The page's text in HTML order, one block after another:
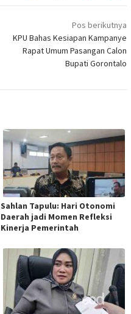
Pos berikutnya
KPU Bahas Kesiapan Kampanye
Rapat Umum Pasangan Calon
Bupati Gorontalo
Sahlan Tapulu: Hari Otonomi
Daerah jadi Momen Refleksi
Kinerja Pemerintah